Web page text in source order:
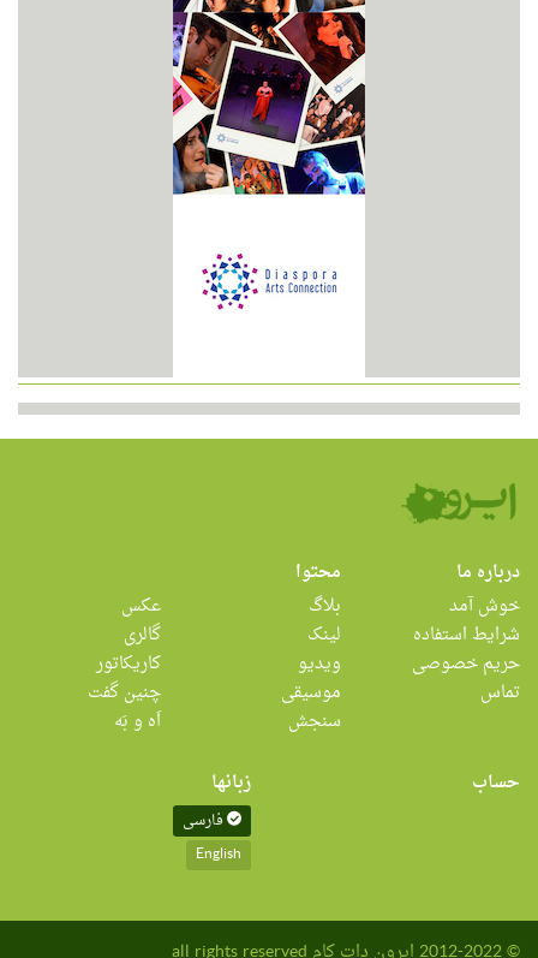
درباره ما
خوش آمد
شرایط استفاده
حریم خصوصی
تماس
محتوا
بلاگ
لینک
ویدیو
موسیقی
سنجش
عکس
گالری
کاریکاتور
چنین گفت
اَه و بَه
حساب
زبانها
فارسی
English